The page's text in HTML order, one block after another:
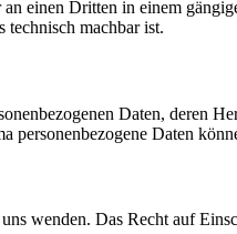
einen Dritten in einem
technisch machbar ist.
Daten, deren
Daten
wenden. Das Recht auf